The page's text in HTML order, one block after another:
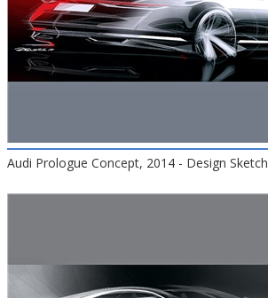
Audi Prologue Concept, 2014 - Design Sketch